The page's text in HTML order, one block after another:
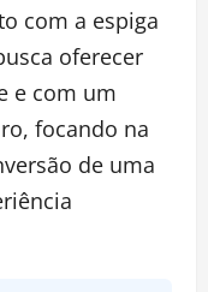
com a espiga
oferecer
e com um
focando na
de uma